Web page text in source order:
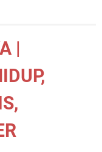
|